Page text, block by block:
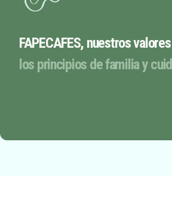
FAPECAFES, nuestros
los principios de familia y